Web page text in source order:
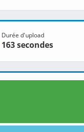
Durée d'upload
163 secondes